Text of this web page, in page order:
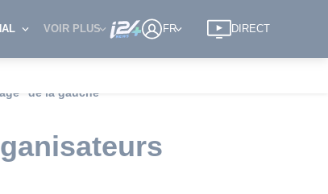
VOIR PLUS FR DIRECT
de la gauche